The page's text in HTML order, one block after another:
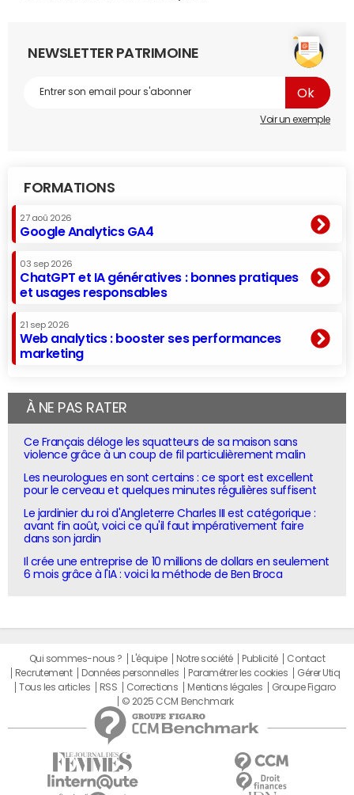
NEWSLETTER PATRIMOINE
Voir un exemple
FORMATIONS
27 aoû 2026
Google Analytics GA4
03 sep 2026
ChatGPT et IA génératives : bonnes pratiques
et usages responsables
21 sep 2026
Web analytics : booster ses performances
marketing
À NE PAS RATER
Ce Français déloge les squatteurs de sa maison sans
violence grâce à un coup de fil particulièrement malin
Les neurologues en sont certains : ce sport est excellent
pour le cerveau et quelques minutes régulières suffisent
Le jardinier du roi d'Angleterre Charles III est catégorique :
avant fin août, voici ce qu'il faut impérativement faire
dans son jardin
Il crée une entreprise de 10 millions de dollars en seulement
6 mois grâce à l'IA : voici la méthode de Ben Broca
Qui sommes-nous ? L'équipe Notre société Publicité
Contact
Recrutement
Données personnelles Paramétrer les cookies
Gérer Utiq
Tous les articles
RSS Corrections Mentions légales
Groupe Figaro
© 2025 CCM Benchmark